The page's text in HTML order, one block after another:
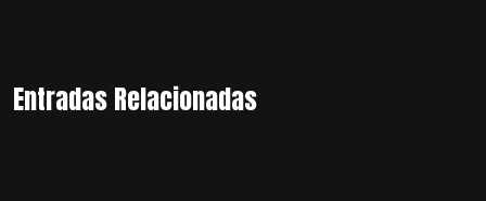
Entradas Relacionadas